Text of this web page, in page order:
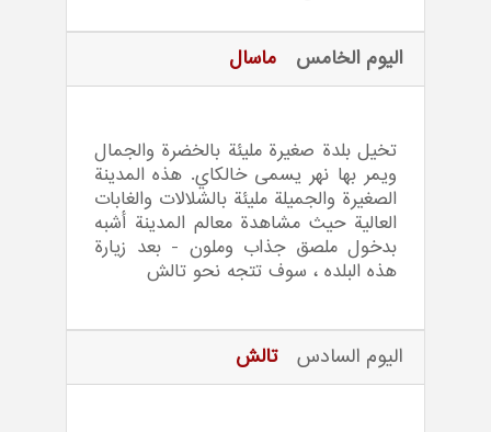
اليوم الخامس ماسال
تخيل بلدة صغيرة مليئة بالخضرة والجمال
ويمر بها نهر يسمى خالكاي. هذه المدينة
الصغيرة والجميلة مليئة بالشلالات والغابات
العالية حيث مشاهدة معالم المدينة أشبه
بدخول ملصق جذاب وملون - بعد زيارة
هذه البلده ، سوف تتجه نحو تالش
اليوم السادستالش